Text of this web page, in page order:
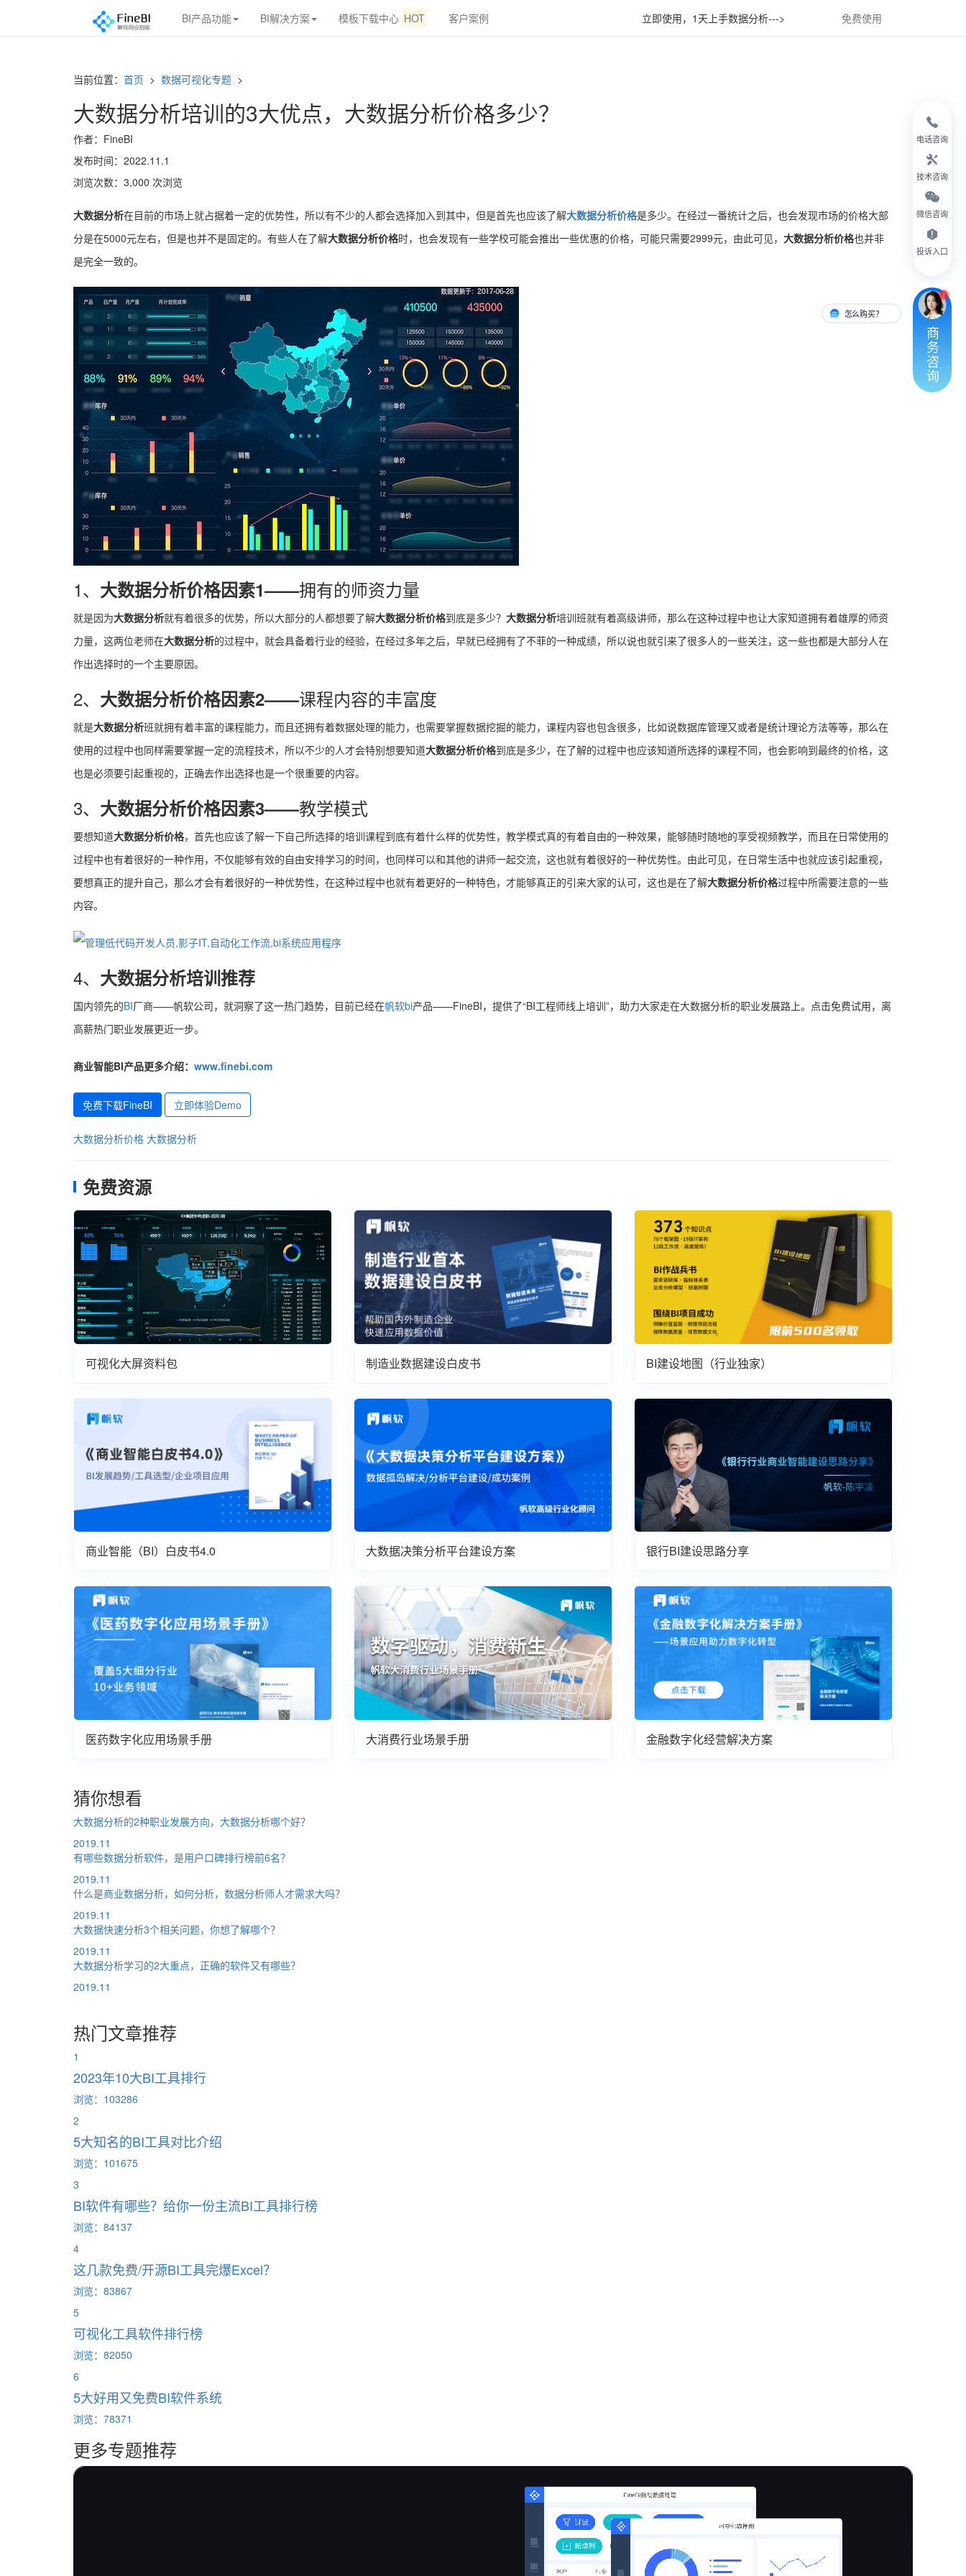
BI产品功能 BI解决方案 模板下载中心 HOT 客户案例 立即使用，1天上手数据分析---> 免费使用
当前位置： 首页 > 数据可视化专题 >
大数据分析培训的3大优点，大数据分析价格多少？
作者：FineBI
发布时间：2022.11.1
浏览次数：3,000 次浏览
大数据分析在目前的市场上就占据着一定的优势性，所以有不少的人都会选择加入到其中，但是首先也应该了解大数据分析价格是多少。在经过一番统计之后，也会发现市场的价格大部
分是在5000元左右，但是也并不是固定的。有些人在了解大数据分析价格时，也会发现有一些学校可能会推出一些优惠的价格，可能只需要2999元，由此可见， 大数据分析价格也并非
是完全一致的。
1、 大数据分析价格因素1——拥有的师资力量
就是因为大数据分析就有着很多的优势，所以大部分的人都想要了解大数据分析价格到底是多少？ 大数据分析培训班就有着高级讲师，那么在这种过程中也让大家知道拥有着雄厚的师资
力量，这两位老师在大数据分析的过程中，就会具备着行业的经验，在经过多年之后，早就已经拥有了不菲的一种成绩，所以说也就引来了很多人的一些关注，这一些也都是大部分人在
作出选择时的一个主要原因。
2、 大数据分析价格因素2——课程内容的丰富度
就是大数据分析班就拥有着丰富的课程能力，而且还拥有着数据处理的能力，也需要掌握数据挖掘的能力，课程内容也包含很多，比如说数据库管理又或者是统计理论方法等等，那么在
使用的过程中也同样需要掌握一定的流程技术，所以不少的人才会特别想要知道大数据分析价格到底是多少，在了解的过程中也应该知道所选择的课程不同，也会影响到最终的价格，这
也是必须要引起重视的，正确去作出选择也是一个很重要的内容。
3、 大数据分析价格因素3——教学模式
要想知道大数据分析价格，首先也应该了解一下自己所选择的培训课程到底有着什么样的优势性，教学模式真的有着自由的一种效果，能够随时随地的享受视频教学，而且在日常使用的
过程中也有着很好的一种作用，不仅能够有效的自由安排学习的时间，也同样可以和其他的讲师一起交流，这也就有着很好的一种优势性。由此可见，在日常生活中也就应该引起重视，
要想真正的提升自己，那么才会有着很好的一种优势性，在这种过程中也就有着更好的一种特色，才能够真正的引来大家的认可，这也是在了解大数据分析价格过程中所需要注意的一些
内容。
4、 大数据分析培训推荐
国内领先的BI厂商——帆软公司，就洞察了这一热门趋势，目前已经在帆软bi产品——FineBI，提供了“BI工程师线上培训”，助力大家走在大数据分析的职业发展路上。点击免费试用，离
高薪热门职业发展更近一步。
商业智能BI产品更多介绍： www.finebi.com
免费下载FineBI 立即体验Demo
大数据分析价格 大数据分析
免费资源
可视化大屏资料包 制造业数据建设白皮书 BI建设地图（行业独家）
商业智能（BI）白皮书4.0 大数据决策分析平台建设方案 银行BI建设思路分享
医药数字化应用场景手册 大消费行业场景手册 金融数字化经营解决方案
猜你想看
大数据分析的2种职业发展方向，大数据分析哪个好？
2019.11
有哪些数据分析软件，是用户口碑排行榜前6名？
2019.11
什么是商业数据分析，如何分析，数据分析师人才需求大吗？
2019.11
大数据快速分析3个相关问题，你想了解哪个？
2019.11
大数据分析学习的2大重点，正确的软件又有哪些？
2019.11
热门文章推荐
1
2023年10大BI工具排行
浏览：103286
2
5大知名的BI工具对比介绍
浏览：101675
3
BI软件有哪些？给你一份主流BI工具排行榜
浏览：84137
4
这几款免费/开源BI工具完爆Excel？
浏览：83867
5
可视化工具软件排行榜
浏览：82050
6
5大好用又免费BI软件系统
浏览：78371
更多专题推荐
电话咨询
技术咨询
微信咨询
投诉入口
怎么购买？ 有人对接
商
务
咨
询